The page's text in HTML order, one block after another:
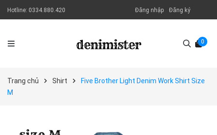
Hotline: 0334.880.420 Đăng nhập Đăng ký
0
Trang chủ Shirt
Five Brother Light Denim Work Shirt Size
M